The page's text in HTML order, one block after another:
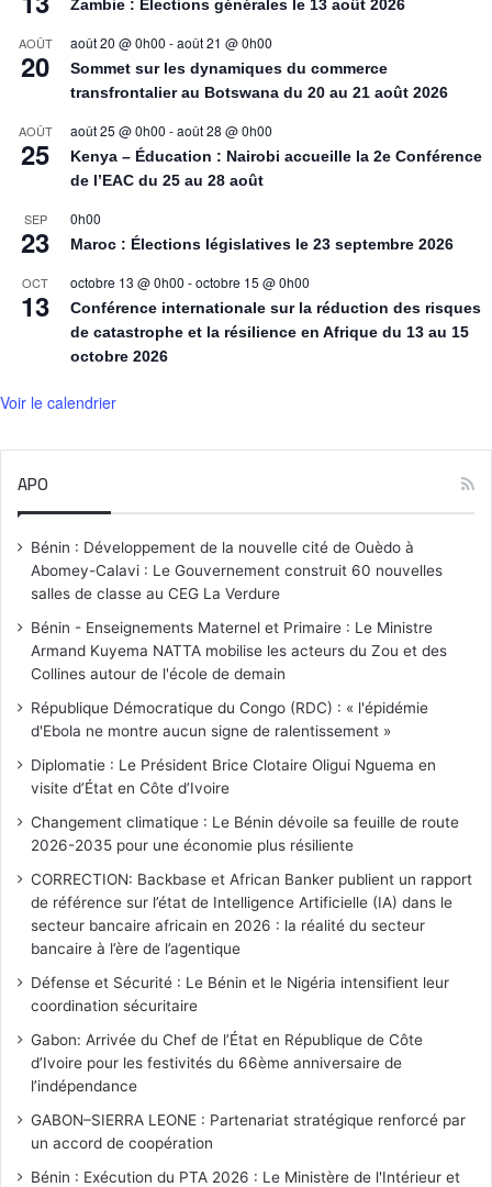
Zambie : Élections générales le 13 août 2026
AOÛT
20
août 20 @ 0h00 -août 21 @ 0h00
Sommet sur les dynamiques du commerce
transfrontalier au Botswana du 20 au 21 août 2026
AOÛT
25
août 25 @ 0h00 -août 28 @ 0h00
Kenya – Éducation : Nairobi accueille la 2e Conférence
de l’EAC du 25 au 28 août
SEP
23
0h00
Maroc : Élections législatives le 23 septembre 2026
OCT
13
octobre 13 @ 0h00 -octobre 15 @ 0h00
Conférence internationale sur la réduction des risques
de catastrophe et la résilience en Afrique du 13 au 15
octobre 2026
Voir le calendrier
APO
Bénin : Développement de la nouvelle cité de Ouèdo à
Abomey-Calavi : Le Gouvernement construit 60 nouvelles
salles de classe au CEG La Verdure
Bénin - Enseignements Maternel et Primaire : Le Ministre
Armand Kuyema NATTA mobilise les acteurs du Zou et des
Collines autour de l'école de demain
République Démocratique du Congo (RDC) : « l'épidémie
d'Ebola ne montre aucun signe de ralentissement »
Diplomatie : Le Président Brice Clotaire Oligui Nguema en
visite d’État en Côte d’Ivoire
Changement climatique : Le Bénin dévoile sa feuille de route
2026-2035 pour une économie plus résiliente
CORRECTION: Backbase et African Banker publient un rapport
de référence sur l’état de Intelligence Artificielle (IA) dans le
secteur bancaire africain en 2026 : la réalité du secteur
bancaire à l’ère de l’agentique
Défense et Sécurité : Le Bénin et le Nigéria intensifient leur
coordination sécuritaire
Gabon: Arrivée du Chef de l’État en République de Côte
d’Ivoire pour les festivités du 66ème anniversaire de
l’indépendance
GABON–SIERRA LEONE : Partenariat stratégique renforcé par
un accord de coopération
Bénin : Exécution du PTA 2026 : Le Ministère de l'Intérieur et